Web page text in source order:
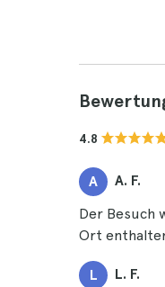
4.8
A A. F.
Der Besuch
Ort
L L. F.